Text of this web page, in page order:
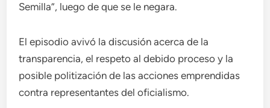
Semilla”, luego de que se le negara.
El episodio avivó la discusión acerca de la
transparencia, el respeto al debido proceso y la
posible politización de las acciones emprendidas
contra representantes del oficialismo.